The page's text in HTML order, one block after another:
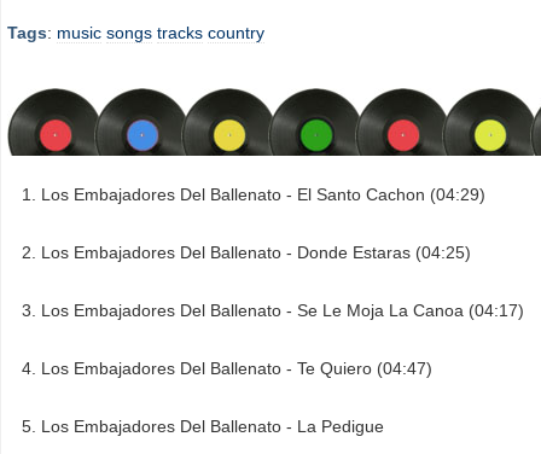
Tags: music songs tracks country
Los Embajadores Del Ballenato - El Santo Cachon (04:29)
Los Embajadores Del Ballenato - Donde Estaras (04:25)
Los Embajadores Del Ballenato - Se Le Moja La Canoa (04:17)
Los Embajadores Del Ballenato - Te Quiero (04:47)
Los Embajadores Del Ballenato - La Pedigue